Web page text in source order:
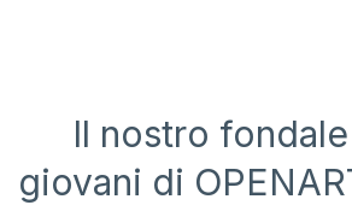
Il nostro
giovani di